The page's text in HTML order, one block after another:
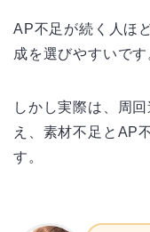
AP不足が続く人ほ
成を選びやすいです
しかし実際は、周
え、素材不足とAP
す。